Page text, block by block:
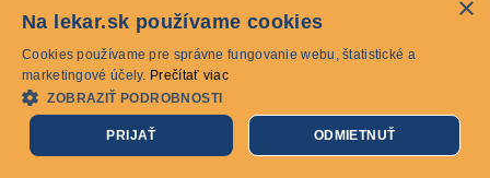
Chcem newsletter
×
Na lekar.sk používame cookies
Cookies používame pre správne fungovanie webu, štatistické a
marketingové účely. Prečítať viac
ZOBRAZIŤ PODROBNOSTI
PRIJAŤ ODMIETNUŤ